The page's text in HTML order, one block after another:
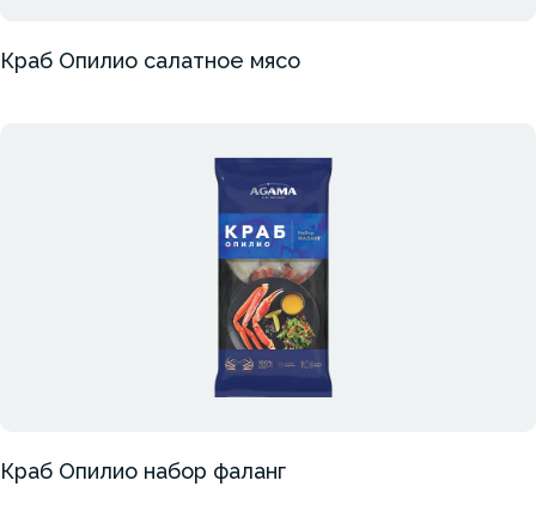
Краб Опилио салатное мясо
Краб Опилио набор фаланг